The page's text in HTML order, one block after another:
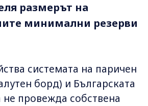
размерът на
минимални резерви
системата на паричен
борд) и Българската
провежда собствена